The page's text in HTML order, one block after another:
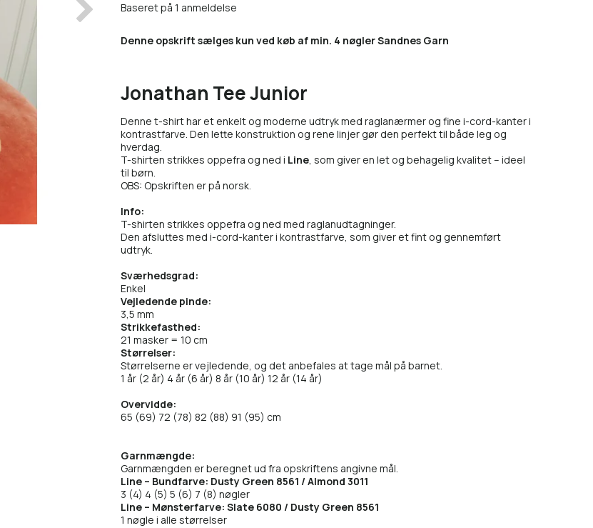
Baseret på 1 anmeldelse
Denne opskrift sælges kun ved køb af min. 4 nøgler Sandnes Garn
Jonathan Tee Junior
Denne t-shirt har et enkelt og moderne udtryk med raglanærmer og fine i-cord-kanter i
kontrastfarve. Den lette konstruktion og rene linjer gør den perfekt til både leg og
hverdag.
T-shirten strikkes oppefra og ned i Line, som giver en let og behagelig kvalitet – ideel
til børn.
OBS: Opskriften er på norsk.
Info:
T-shirten strikkes oppefra og ned med raglanudtagninger.
Den afsluttes med i-cord-kanter i kontrastfarve, som giver et fint og gennemført
udtryk.
Sværhedsgrad:
Enkel
Vejledende pinde:
3,5 mm
Strikkefasthed:
21 masker = 10 cm
Størrelser:
Størrelserne er vejledende, og det anbefales at tage mål på barnet.
1 år (2 år) 4 år (6 år) 8 år (10 år) 12 år (14 år)
Overvidde:
65 (69) 72 (78) 82 (88) 91 (95) cm
Garnmængde:
Garnmængden er beregnet ud fra opskriftens angivne mål.
Line – Bundfarve: Dusty Green 8561 / Almond 3011
3 (4) 4 (5) 5 (6) 7 (8) nøgler
Line – Mønsterfarve: Slate 6080 / Dusty Green 8561
1 nøgle i alle størrelser